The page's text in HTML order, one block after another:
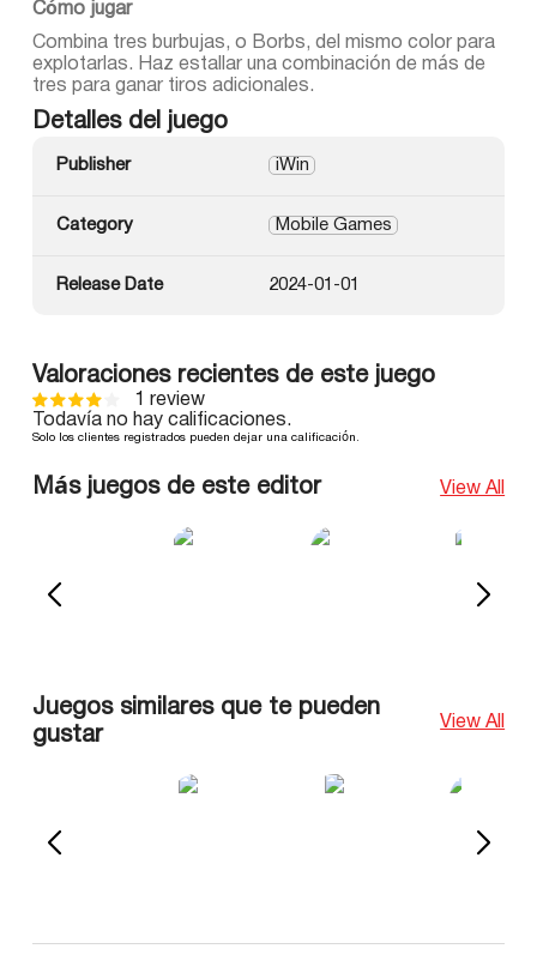
Cómo jugar
Combina tres burbujas, o Borbs, del mismo color para
explotarlas. Haz estallar una combinación de más de
tres para ganar tiros adicionales.
Detalles del juego
Publisher iWin
Category Mobile Games
Release Date 2024-01-01
Valoraciones recientes de este juego
1 review
Todavía no hay calificaciones.
Solo los clientes registrados pueden dejar una calificación.
Más juegos de este editor View All
Juegos similares que te pueden
gustar
View All